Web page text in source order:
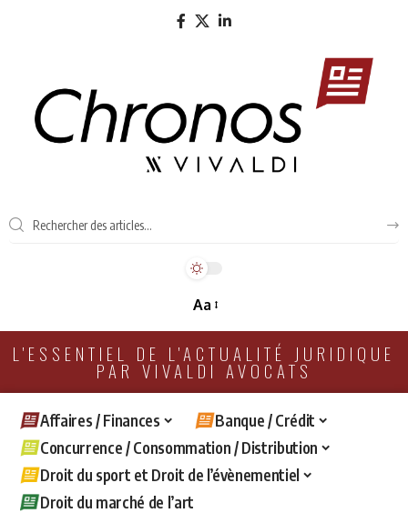
Aa
L'ESSENTIEL DE L'ACTUALITÉ JURIDIQUE
PAR VIVALDI AVOCATS
Affaires / Finances
Banque / Crédit
Concurrence / Consommation / Distribution
Droit du sport et Droit de l’évènementiel
Droit du marché de l’art